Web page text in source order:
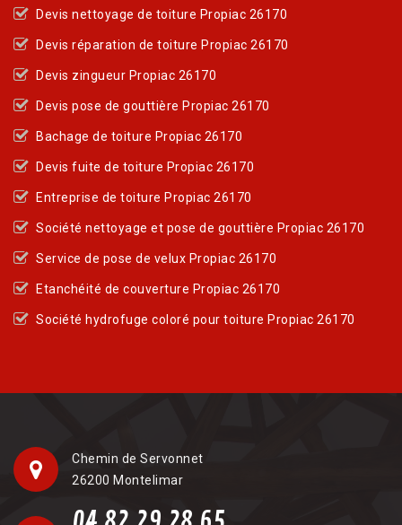
Devis nettoyage de toiture Propiac 26170
Devis réparation de toiture Propiac 26170
Devis zingueur Propiac 26170
Devis pose de gouttière Propiac 26170
Bachage de toiture Propiac 26170
Devis fuite de toiture Propiac 26170
Entreprise de toiture Propiac 26170
Société nettoyage et pose de gouttière Propiac 26170
Service de pose de velux Propiac 26170
Etanchéité de couverture Propiac 26170
Société hydrofuge coloré pour toiture Propiac 26170
Chemin de Servonnet
26200 Montelimar